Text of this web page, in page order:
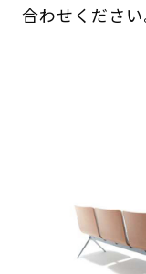
合わせください